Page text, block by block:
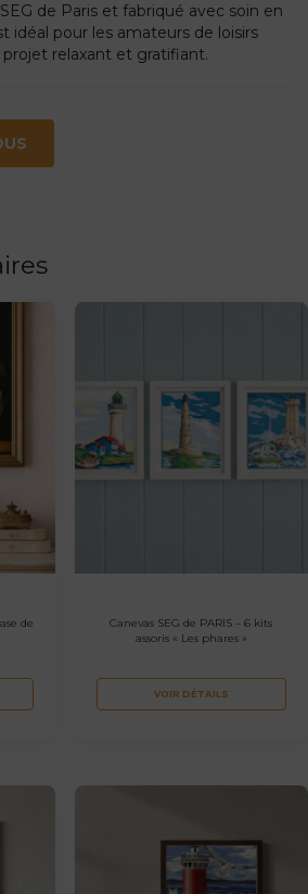
de Paris et fabriqué avec soin en
idéal pour les amateurs de loisirs
relaxant et gratifiant.
de
Canevas SEG de PARIS – 6 kits
assoris « Les phares »
VOIR DÉTAILS